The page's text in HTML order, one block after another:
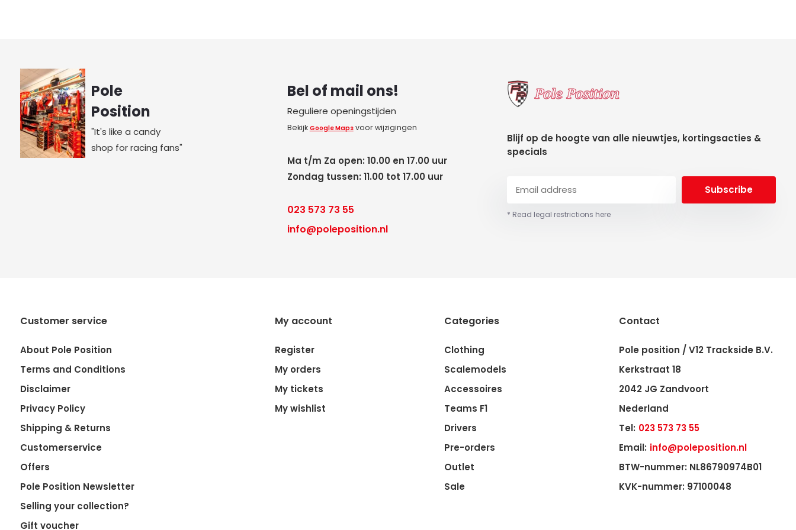
Pole
Position
"It's like a candy
shop for racing fans"
Bel of mail ons!
Reguliere openingstijden
Bekijk Google Mapsvoor wijzigingen
Ma t/m Za open: 10.00 en 17.00 uur
Zondag tussen: 11.00 tot 17.00 uur
023 573 73 55
info@poleposition.nl
Blijf op de hoogte van alle nieuwtjes, kortingsacties &
specials
Subscribe
* Read legal restrictions here
Customer service
About Pole Position
Terms and Conditions
Disclaimer
Privacy Policy
Shipping & Returns
Customerservice
Offers
Pole Position Newsletter
Selling your collection?
Gift voucher
My account
Register
My orders
My tickets
My wishlist
Categories
Clothing
Scalemodels
Accessoires
Teams F1
Drivers
Pre-orders
Outlet
Sale
Contact
Pole position / V12 Trackside B.V.
Kerkstraat 18
2042 JG Zandvoort
Nederland
Tel: 023 573 73 55
Email: info@poleposition.nl
BTW-nummer: NL86790974B01
KVK-nummer: 97100048